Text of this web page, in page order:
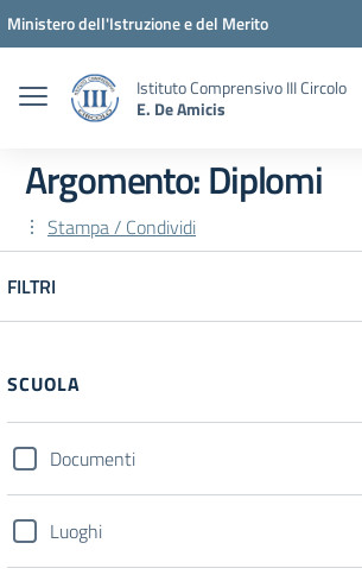
Vai ai contenuti
Vai al menu di navigazione
Vai al footer
Ministero dell'Istruzione e del Merito
Istituto Comprensivo III Circolo
E. De Amicis
Argomento: Diplomi
Stampa / Condividi
FILTRI
SCUOLA
Documenti
Luoghi